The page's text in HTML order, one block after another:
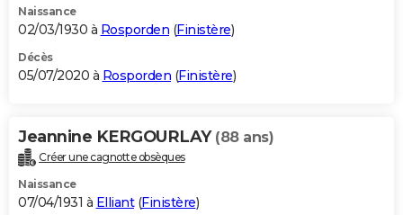
Naissance
02/03/1930 à Rosporden (Finistère)
Décès
05/07/2020 à Rosporden (Finistère)
Jeannine KERGOURLAY (88 ans)
Créer une cagnotte obsèques
Naissance
07/04/1931 à Elliant(Finistère)